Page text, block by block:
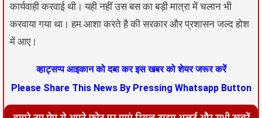
कार्यवाही करवाई थी। यही नहीं उस बस का बड़ी मात्रा में चलान भी
करवाया गया था। हम आशा करते है की सरकार और प्रशासन जल्द होश
में आए।
व्हाट्सप्प आइकान को दबा कर इस खबर को शेयर जरूर करें
Please Share This News By Pressing Whatsapp Button